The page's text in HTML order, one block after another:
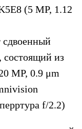
(5 MP, 1.12
сдвоенный
состоящий из
MP, 0.9 μm
f/2.2)